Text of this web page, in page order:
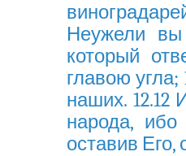
Неужели
который
главою угла;
наших. 12.12
народа,
оставив Его,